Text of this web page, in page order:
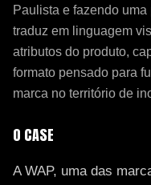
Paulista e fazendo uma
traduz em linguagem
atributos do produto,
formato pensado para
marca no território de
O CASE
A WAP, uma das